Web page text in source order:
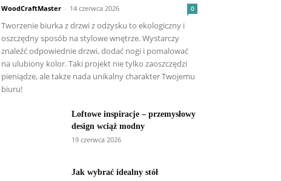
WoodCraftMaster - 14 czerwca 2026 0
Tworzenie biurka z drzwi z odzysku to ekologiczny i
oszczędny sposób na stylowe wnętrze. Wystarczy
znaleźć odpowiednie drzwi, dodać nogi i pomalować
na ulubiony kolor. Taki projekt nie tylko zaoszczędzi
pieniądze, ale także nada unikalny charakter Twojemu
biuru!
Loftowe inspiracje – przemysłowy
design wciąż modny
19 czerwca 2026
Jak wybrać idealny stół